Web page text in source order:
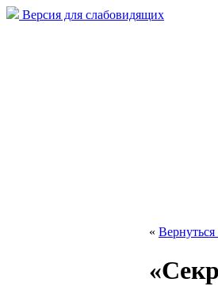
Версия для слабовидящих
«